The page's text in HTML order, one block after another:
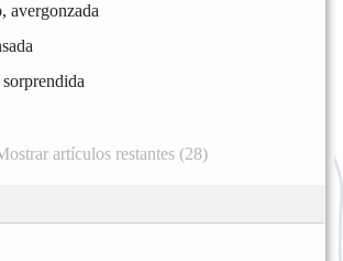
avergonzada
artículos restantes (28)